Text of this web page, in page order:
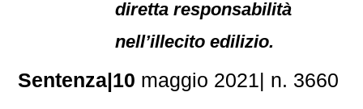
diretta responsabilità
nell’illecito edilizio.
Sentenza|10 maggio 2021| n. 3660